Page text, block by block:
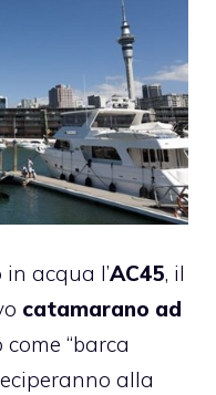
acqua l’AC45, il
catamarano ad
“barca
alla